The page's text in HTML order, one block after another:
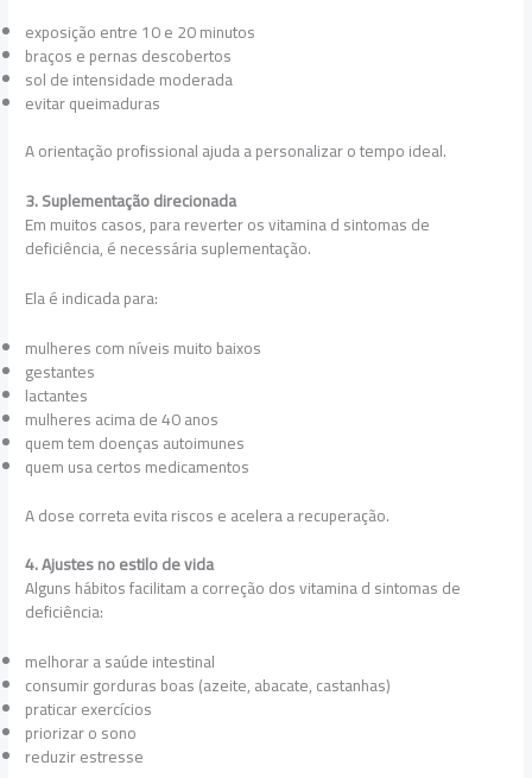
exposição entre 10 e 20 minutos
braços e pernas descobertos
sol de intensidade moderada
evitar queimaduras
A orientação profissional ajuda a personalizar o tempo ideal.
3. Suplementação direcionada
Em muitos casos, para reverter os vitamina d sintomas de
deficiência, é necessária suplementação.
Ela é indicada para:
mulheres com níveis muito baixos
gestantes
lactantes
mulheres acima de 40 anos
quem tem doenças autoimunes
quem usa certos medicamentos
A dose correta evita riscos e acelera a recuperação.
4. Ajustes no estilo de vida
Alguns hábitos facilitam a correção dos vitamina d sintomas de
deficiência:
melhorar a saúde intestinal
consumir gorduras boas (azeite, abacate, castanhas)
praticar exercícios
priorizar o sono
reduzir estresse